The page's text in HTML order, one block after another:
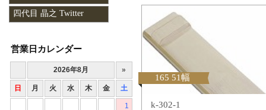
165 51幅
k-302-1
四代目 晶之 Twitter
営業日カレンダー